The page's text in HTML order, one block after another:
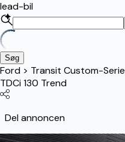
lead-bil
Søg
Ford > Transit Custom-Serie
TDCi 130 Trend
Del annoncen